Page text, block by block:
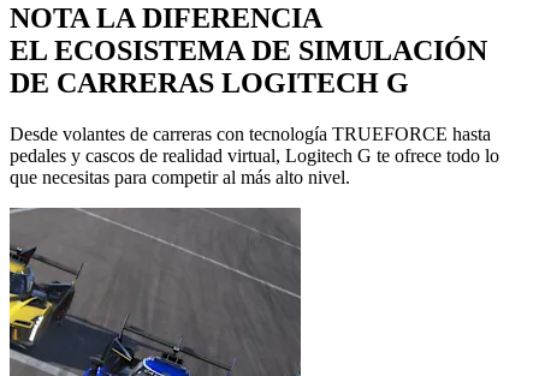
NOTA LA DIFERENCIA
EL ECOSISTEMA DE SIMULACIÓN
DE CARRERAS LOGITECH G
Desde volantes de carreras con tecnología TRUEFORCE hasta
pedales y cascos de realidad virtual, Logitech G te ofrece todo lo
que necesitas para competir al más alto nivel.